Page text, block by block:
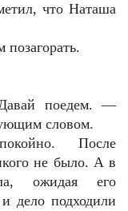
что Наташа
поедем. —
словом.
После
не было. А в
ожидая его
дело подходили